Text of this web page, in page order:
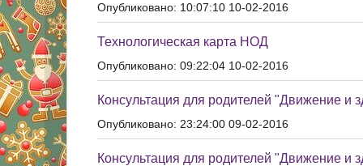
Опубликовано: 10:07:10 10-02-2016
Технологическая карта НОД
Опубликовано: 09:22:04 10-02-2016
Консультация для родителей "Движение и
Опубликовано: 23:24:00 09-02-2016
Консультация для родителей "Движение и